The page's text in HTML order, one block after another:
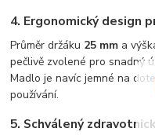
4. Ergonomický design
Průměr držáku 25 mm a
pečlivě zvolené pro snadný
Madlo je navíc jemné na
používání.
5. Schválený